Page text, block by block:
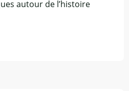
autour de l’histoire